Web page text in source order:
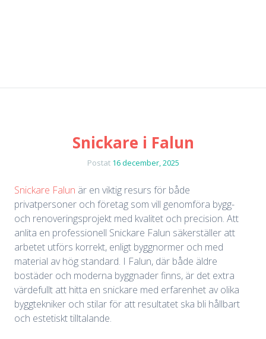
Snickare i Falun
Postat 16 december, 2025
Snickare Falun är en viktig resurs för både
privatpersoner och företag som vill genomföra bygg-
och renoveringsprojekt med kvalitet och precision. Att
anlita en professionell Snickare Falun säkerställer att
arbetet utförs korrekt, enligt byggnormer och med
material av hög standard. I Falun, där både äldre
bostäder och moderna byggnader finns, är det extra
värdefullt att hitta en snickare med erfarenhet av olika
byggtekniker och stilar för att resultatet ska bli hållbart
och estetiskt tilltalande.